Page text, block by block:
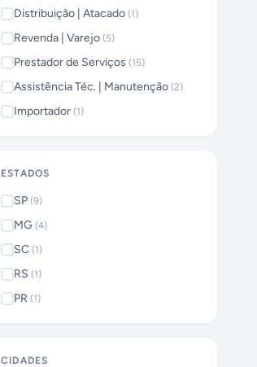
Distribuição | Atacado (1)
Revenda | Varejo (5)
Prestador de Serviços (15)
Assistência Téc. | Manutenção (2)
Importador (1)
ESTADOS
SP (9)
MG (4)
SC (1)
RS (1)
PR (1)
CIDADES